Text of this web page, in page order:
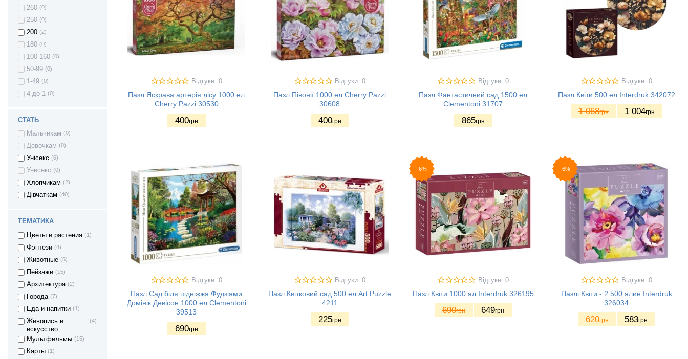
260 (0)
250 (0)
200 (2)
180 (0)
100-160 (0)
50-99 (0)
1-49 (0)
4 до 1 (0)
СТАТЬ
Мальчикам (0)
Девочкам (0)
Унісекс (6)
Унисекс (0)
Хлопчикам (2)
Дівчаткам (40)
ТЕМАТИКА
Цветы и растения (1)
Фэнтези (4)
Животные (5)
Пейзажи (15)
Архитектура (2)
Города (7)
Еда и напитки (1)
Живопись и
искусство
(4)
Мультфильмы (15)
Карты (1)
Відгуки: 0
Пазл Яскрава артерія лісу 1000 ел
Cherry Pazzi 30530
400грн
Відгуки: 0
Пазл Півонії 1000 ел Cherry Pazzi
30608
400грн
Відгуки: 0
Пазл Фантастичний сад 1500 ел
Clementoni 31707
865грн
Відгуки: 0
Пазл Квіти 500 ел Interdruk 342072
1 068грн 1 004грн
Відгуки: 0
Пазл Сад біля підніжжя Фудзіями
Домінік Девісон 1000 ел Clementoni
39513
690грн
Відгуки: 0
Пазл Квітковий сад 500 ел Art Puzzle
4211
225грн
-6%
Відгуки: 0
Пазл Квіти 1000 ял Interdruk 326195
690грн 649грн
-6%
Відгуки: 0
Пазлі Квіти - 2 500 ялин Interdruk
326034
620грн 583грн